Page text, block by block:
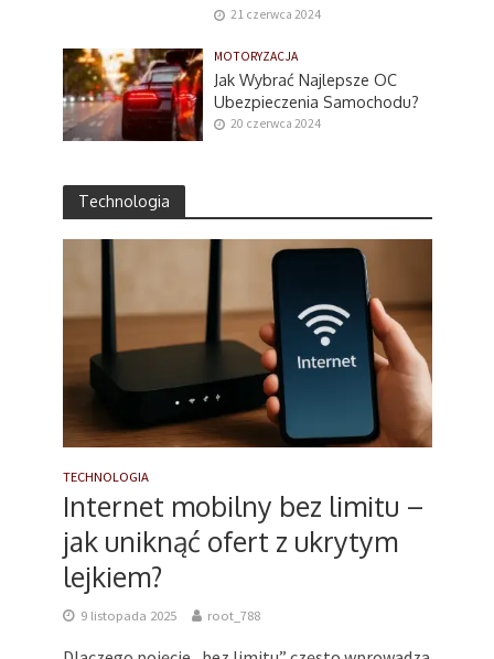
21 czerwca 2024
MOTORYZACJA
Jak Wybrać Najlepsze OC
Ubezpieczenia Samochodu?
20 czerwca 2024
Technologia
TECHNOLOGIA
Internet mobilny bez limitu –
jak uniknąć ofert z ukrytym
lejkiem?
9 listopada 2025 root_788